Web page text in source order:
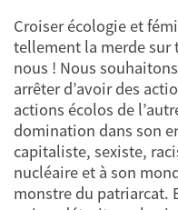
Croiser écologie et
tellement la merde sur
nous ! Nous
arrêter d’avoir des
actions écolos de
domination dans son
capitaliste, sexiste,
nucléaire et à son
monstre du patriarcat.